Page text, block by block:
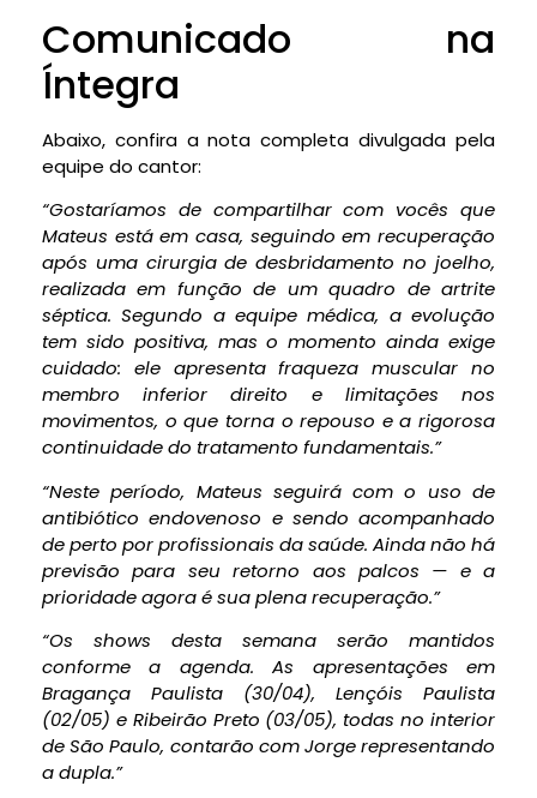
Comunicado na
Íntegra
Abaixo, confira a nota completa divulgada pela
equipe do cantor:
“Gostaríamos de compartilhar com vocês que
Mateus está em casa, seguindo em recuperação
após uma cirurgia de desbridamento no joelho,
realizada em função de um quadro de artrite
séptica. Segundo a equipe médica, a evolução
tem sido positiva, mas o momento ainda exige
cuidado: ele apresenta fraqueza muscular no
membro inferior direito e limitações nos
movimentos, o que torna o repouso e a rigorosa
continuidade do tratamento fundamentais.”
“Neste período, Mateus seguirá com o uso de
antibiótico endovenoso e sendo acompanhado
de perto por profissionais da saúde. Ainda não há
previsão para seu retorno aos palcos — e a
prioridade agora é sua plena recuperação.”
“Os shows desta semana serão mantidos
conforme a agenda. As apresentações em
Bragança Paulista (30/04), Lençóis Paulista
(02/05) e Ribeirão Preto (03/05), todas no interior
de São Paulo, contarão com Jorge representando
a dupla.”